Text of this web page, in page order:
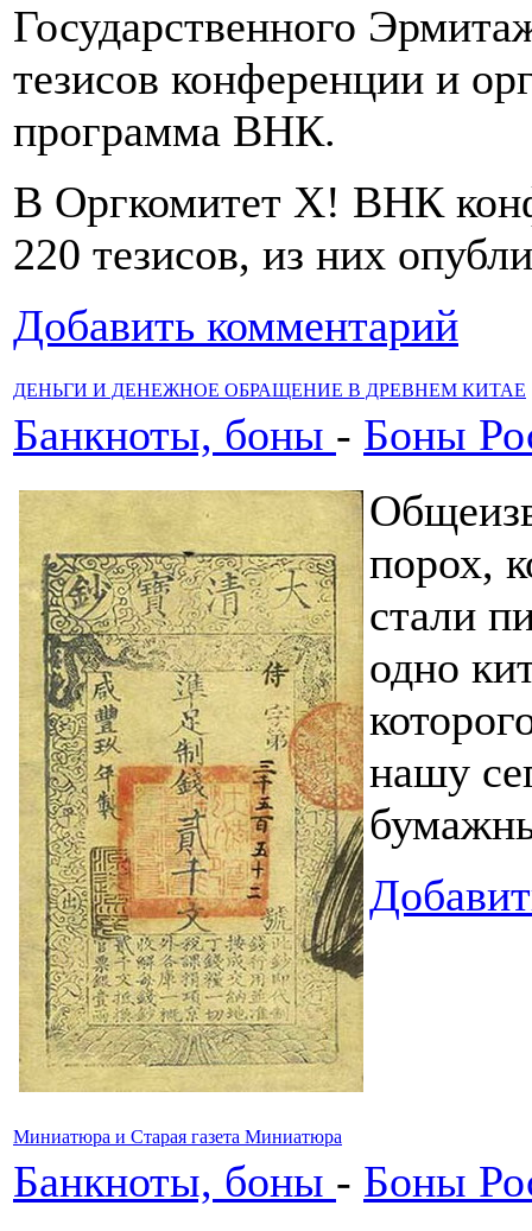
Государственного
тезисов конференции и
программа ВНК.
В Оргкомитет X! ВНК
220 тезисов, из них
Добавить комментарий
ДЕНЬГИ И ДЕНЕЖНОЕ ОБРАЩЕНИЕ В ДРЕВНЕМ КИТАЕ
Банкноты, боны - Боны
порох,
стали
одно
нашу
Миниатюра и Старая газета Миниатюра
Банкноты, боны - Боны